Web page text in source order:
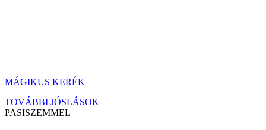
MÁGIKUS KERÉK
TOVÁBBI JÓSLÁSOK
PASISZEMMEL